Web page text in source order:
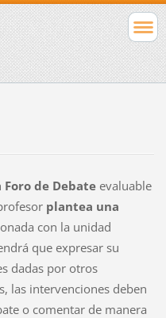
Foro de Debate evaluable
plantea una
con la unidad
que expresar su
dadas por otros
las intervenciones deben
o comentar de manera